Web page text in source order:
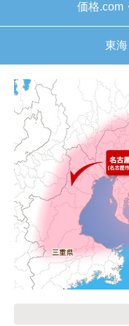
【注文商品
年11月頃（モバ
【このショップを
キッチン混合栓に
リーズナブルで
いる会社だなと思
期待通りにきちん
【注文からどのく
工事日を自分か
遅れることもなく
【その他感想・コ
保証書に添付す
次に何か交換タイ
価格.com
東